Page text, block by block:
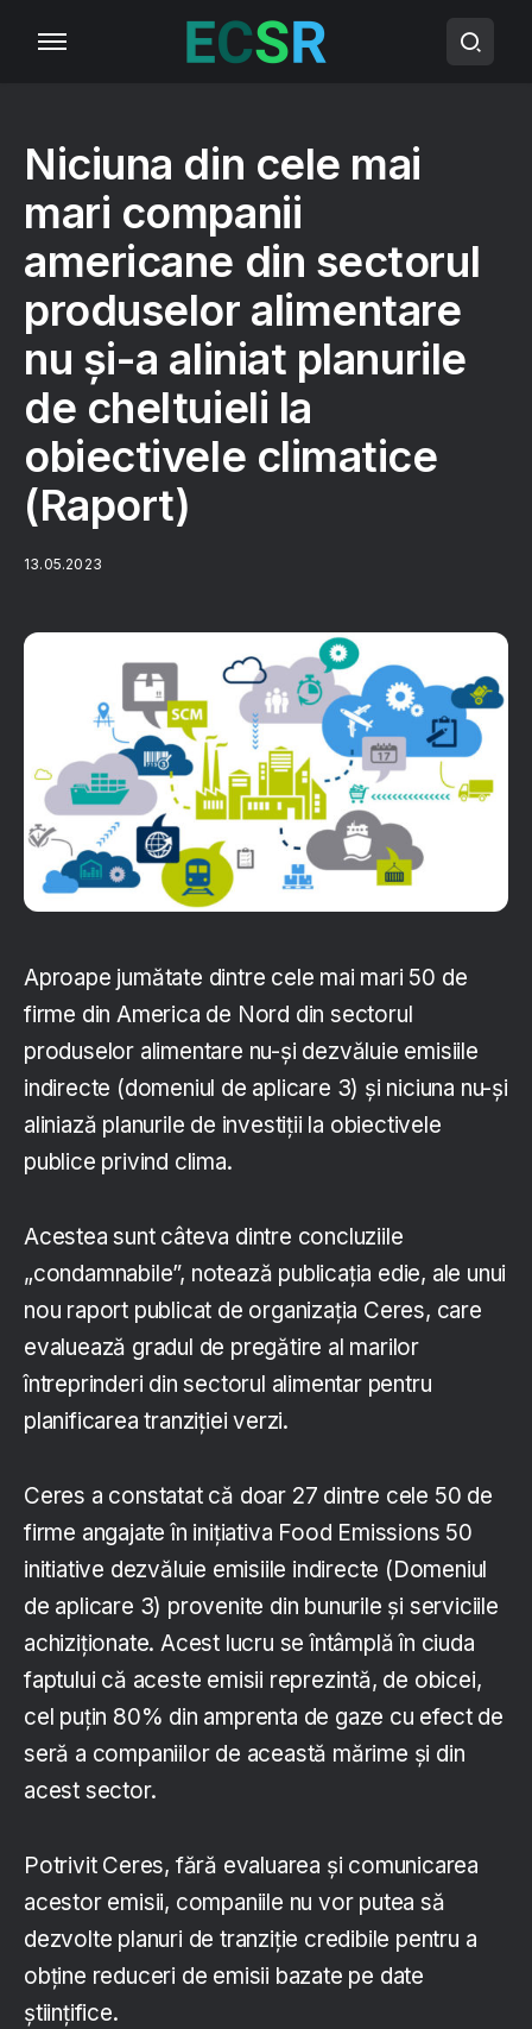
Niciuna din cele mai
mari companii
americane din sectorul
produselor alimentare
nu și-a aliniat planurile
de cheltuieli la
obiectivele climatice
(Raport)
13.05.2023
Aproape jumătate dintre cele mai mari 50 de
firme din America de Nord din sectorul
produselor alimentare nu-și dezvăluie emisiile
indirecte (domeniul de aplicare 3) și niciuna nu-și
aliniază planurile de investiții la obiectivele
publice privind clima.
Acestea sunt câteva dintre concluziile
„condamnabile”, notează publicația edie, ale unui
nou raport publicat de organizația Ceres, care
evaluează gradul de pregătire al marilor
întreprinderi din sectorul alimentar pentru
planificarea tranziției verzi.
Ceres a constatat că doar 27 dintre cele 50 de
firme angajate în inițiativa Food Emissions 50
initiative dezvăluie emisiile indirecte (Domeniul
de aplicare 3) provenite din bunurile și serviciile
achiziționate. Acest lucru se întâmplă în ciuda
faptului că aceste emisii reprezintă, de obicei,
cel puțin 80% din amprenta de gaze cu efect de
seră a companiilor de această mărime și din
acest sector.
Potrivit Ceres, fără evaluarea și comunicarea
acestor emisii, companiile nu vor putea să
dezvolte planuri de tranziție credibile pentru a
obține reduceri de emisii bazate pe date
științifice.